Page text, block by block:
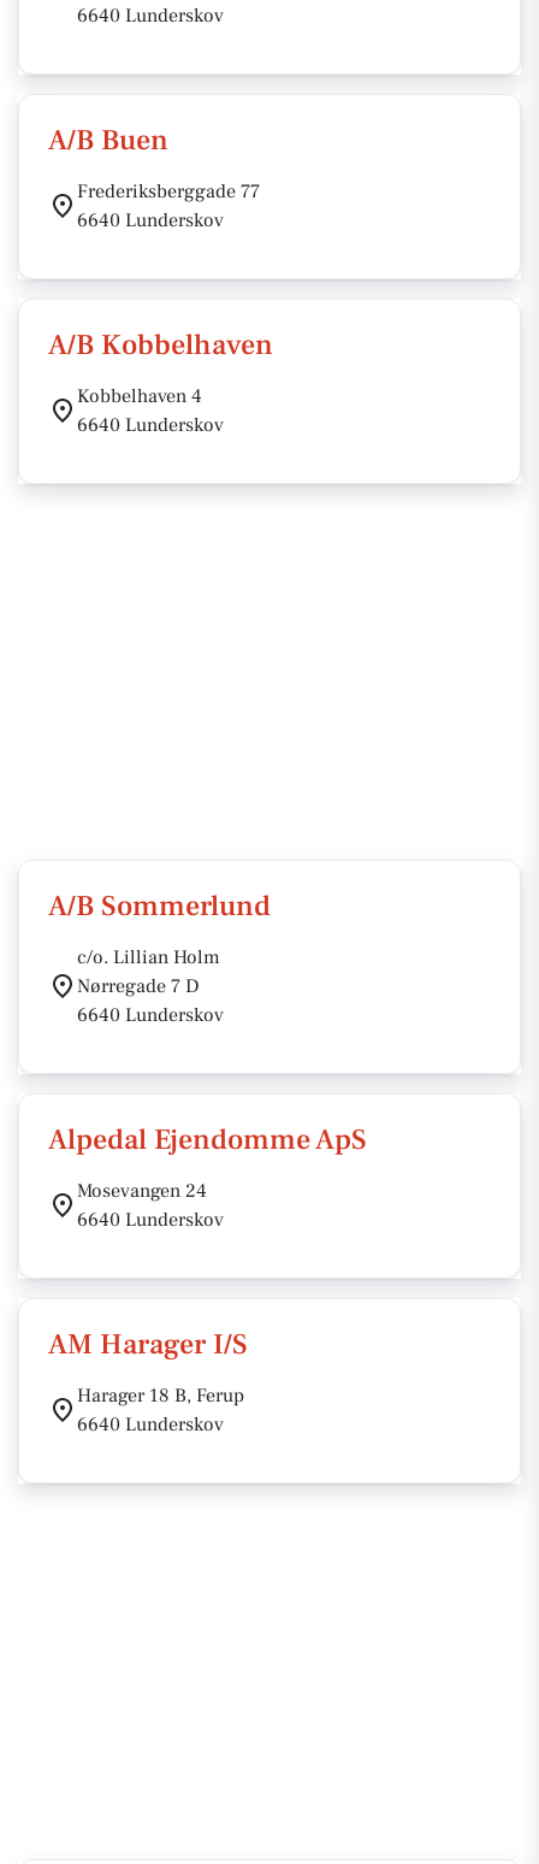
6640 Lunderskov
A/B Buen
Frederiksberggade 77
6640 Lunderskov
A/B Kobbelhaven
Kobbelhaven 4
6640 Lunderskov
A/B Sommerlund
c/o. Lillian Holm
Nørregade 7 D
6640 Lunderskov
Alpedal Ejendomme ApS
Mosevangen 24
6640 Lunderskov
AM Harager I/S
Harager 18 B, Ferup
6640 Lunderskov